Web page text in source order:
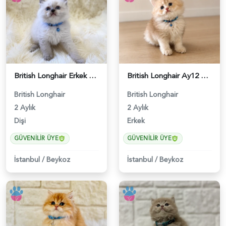
British Longhair Erkek 2 Aylık Yavrumuz - 5272
British Longhair
2 Aylık
Dişi
GÜVENILIR ÜYE
İstanbul /Beykoz
British Longhair Ay12 Erkek Yavrumuz - 5277
British Longhair
2 Aylık
Erkek
GÜVENILIR ÜYE
İstanbul /Beykoz